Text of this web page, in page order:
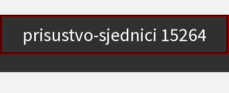
prisustvo-sjednici 15264